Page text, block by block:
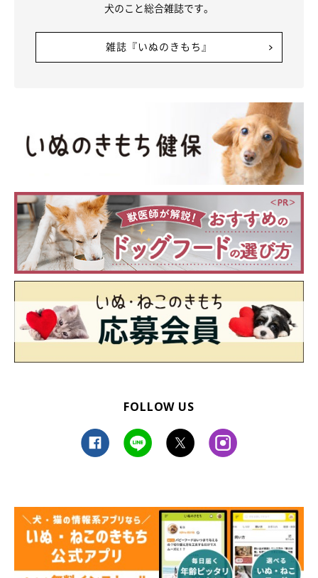
犬のこと総合雑誌です。
雑誌『いぬのきもち』
FOLLOW US